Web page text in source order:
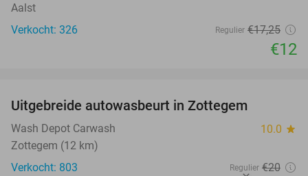
Aalst
Verkocht: 326
Regulier €17,25
€12
Uitgebreide autowasbeurt in Zottegem
Wash Depot Carwash 10.0 star
Zottegem (12 km)
Verkocht: 803
Regulier €20